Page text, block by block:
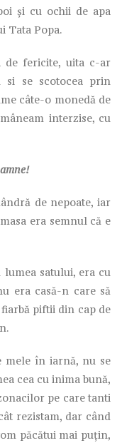
și cu ochii de apa
Tata Popa.
de fericite, uita c-ar
se scotocea prin
câte-o monedă de
interzise, cu
de nepoate, iar
era semnul că e
satului, era cu
era casă-n care să
piftii din cap de
în iarnă, nu se
cea cu inima bună,
pe care tanti
rezistam, dar când
păcătui mai puțin,